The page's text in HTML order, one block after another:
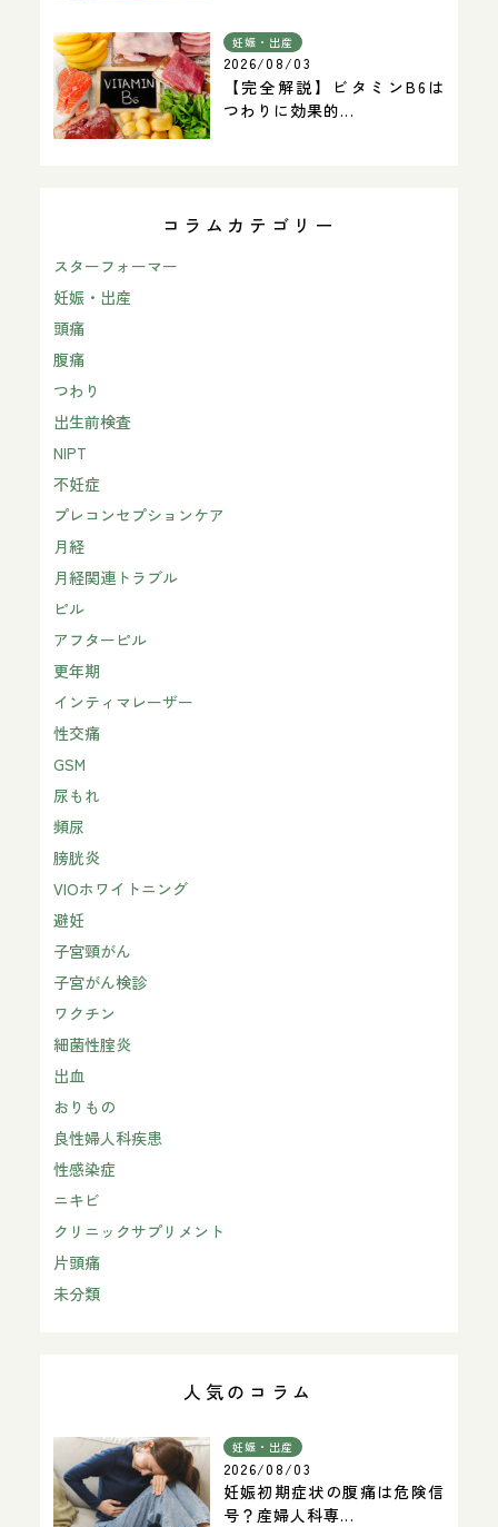
妊娠・出産
2026/08/03
【完全解説】ビタミンB6は
つわりに効果的...
コラムカテゴリー
スターフォーマー
妊娠・出産
頭痛
腹痛
つわり
出生前検査
NIPT
不妊症
プレコンセプションケア
月経
月経関連トラブル
ピル
アフターピル
更年期
インティマレーザー
性交痛
GSM
尿もれ
頻尿
膀胱炎
VIOホワイトニング
避妊
子宮頸がん
子宮がん検診
ワクチン
細菌性腟炎
出血
おりもの
良性婦人科疾患
性感染症
ニキビ
クリニックサプリメント
片頭痛
未分類
人気のコラム
妊娠・出産
2026/08/03
妊娠初期症状の腹痛は危険信
号？産婦人科専...